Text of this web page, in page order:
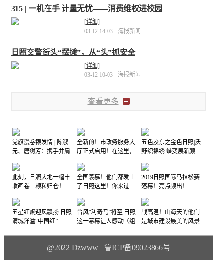
315 | 一机在手 计量无忧——消费维权进校园
[详细]
03-12 14-03
海报新闻
日照交警街头“摆摊”，从“头”抓安全
[详细]
03-12 10-03
海报新闻
查看更多
党旗漫卷银发情 | 陈淑
元、唐树芳：携手并肩
俪情深
全新的！市政务服务大
厅正式启用！在这里，
五色胶东之金色日照|沃
野织锦绣 蝶变展新颜
此刻，日照大地一幅丰
收画卷！颗粒归仓！
全国羡慕！他们都爱上
了日照这里！你来过
2019日照国际马拉松赛
落幕！亮点频出！
五星红旗迎风飘扬 日照
满城洋溢“中国红”
台风“利奇马”将至 日照
这一幕幕让人感动（组
战高温！山海天的他们
是城市建设最美的风景
@2022 Dzwww 鲁ICP备09023866号